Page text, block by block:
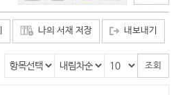
나의 서재 저장 내보내기